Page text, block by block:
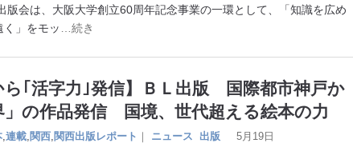
会は、大阪大学創立60周年記念事業の一環として、「知識を広め
く」をモッ
…続き
ら｢活字力｣発信】ＢＬ出版 国際都市神戸か
」の作品発信 国境、世代超える絵本の力
,連載, 関西, 関西出版レポート ｜ ニュース 出版 5月19日